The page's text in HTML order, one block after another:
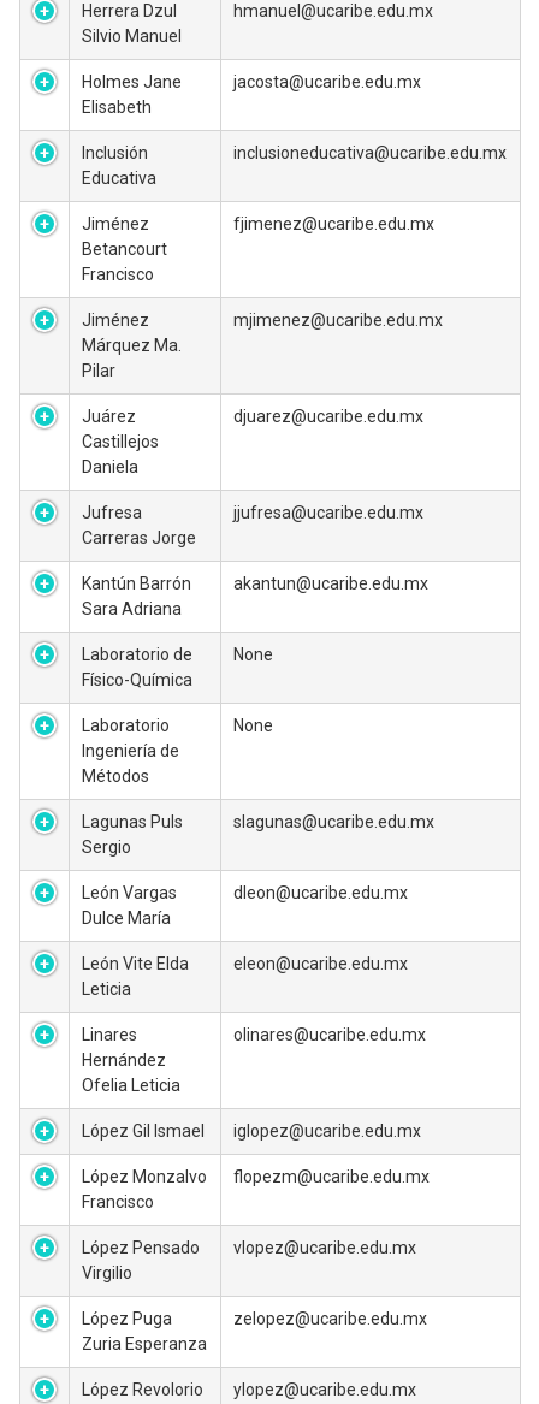
Herrera Dzul
Silvio Manuel
hmanuel@ucaribe.edu.mx
Holmes Jane
Elisabeth
jacosta@ucaribe.edu.mx
Inclusión
Educativa
inclusioneducativa@ucaribe.edu.mx
Jiménez
Betancourt
Francisco
fjimenez@ucaribe.edu.mx
Jiménez
Márquez Ma.
Pilar
mjimenez@ucaribe.edu.mx
Juárez
Castillejos
Daniela
djuarez@ucaribe.edu.mx
Jufresa
Carreras Jorge
jjufresa@ucaribe.edu.mx
Kantún Barrón
Sara Adriana
akantun@ucaribe.edu.mx
Laboratorio de
Físico-Química
None
Laboratorio
Ingeniería de
Métodos
None
Lagunas Puls
Sergio
slagunas@ucaribe.edu.mx
León Vargas
Dulce María
dleon@ucaribe.edu.mx
León Vite Elda
Leticia
eleon@ucaribe.edu.mx
Linares
Hernández
Ofelia Leticia
olinares@ucaribe.edu.mx
López Gil Ismael iglopez@ucaribe.edu.mx
López Monzalvo
Francisco
flopezm@ucaribe.edu.mx
López Pensado
Virgilio
vlopez@ucaribe.edu.mx
López Puga
Zuria Esperanza
zelopez@ucaribe.edu.mx
López Revolorio
ylopez@ucaribe.edu.mx